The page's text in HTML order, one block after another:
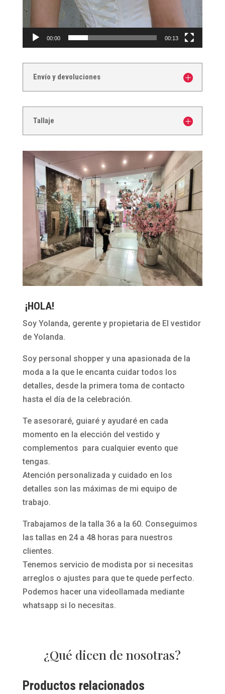
00:00 00:13
Envío y devoluciones
Tallaje
¡HOLA!
Soy Yolanda, gerente y propietaria de El vestidor
de Yolanda.
Soy personal shopper y una apasionada de la
moda a la que le encanta cuidar todos los
detalles, desde la primera toma de contacto
hasta el día de la celebración.
Te asesoraré, guiaré y ayudaré en cada
momento en la elección del vestido y
complementos para cualquier evento que
tengas.
Atención personalizada y cuidado en los
detalles son las máximas de mi equipo de
trabajo.
Trabajamos de la talla 36 a la 60. Conseguimos
las tallas en 24 a 48 horas para nuestros
clientes.
Tenemos servicio de modista por si necesitas
arreglos o ajustes para que te quede perfecto.
Podemos hacer una videollamada mediante
whatsapp si lo necesitas.
¿Qué dicen de nosotras?
Productos relacionados